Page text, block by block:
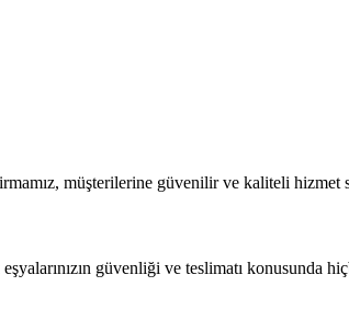
müşterilerine güvenilir ve kaliteli
güvenliği ve teslimatı konusunda